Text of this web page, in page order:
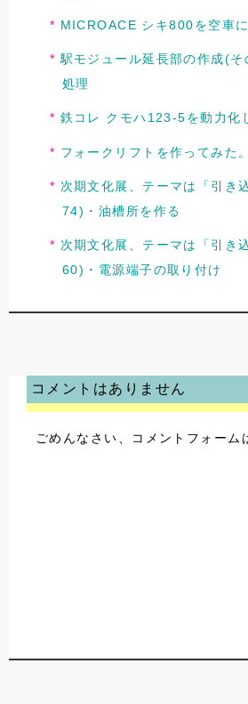
MICROACE シキ800を空車に
駅モジュール延長部の作成(
処理
鉄コレ クモハ123-5を動力化
フォークリフトを作ってみた
次期文化展、テーマは「引き
74)・油槽所を作る
次期文化展、テーマは「引き
60)・電源端子の取り付け
コメントはありません
ごめんなさい、コメントフォーム